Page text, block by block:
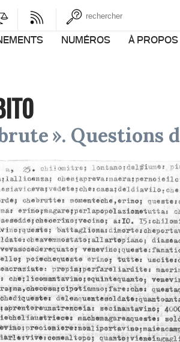
NUMÉROS À PROPOS
». Questions